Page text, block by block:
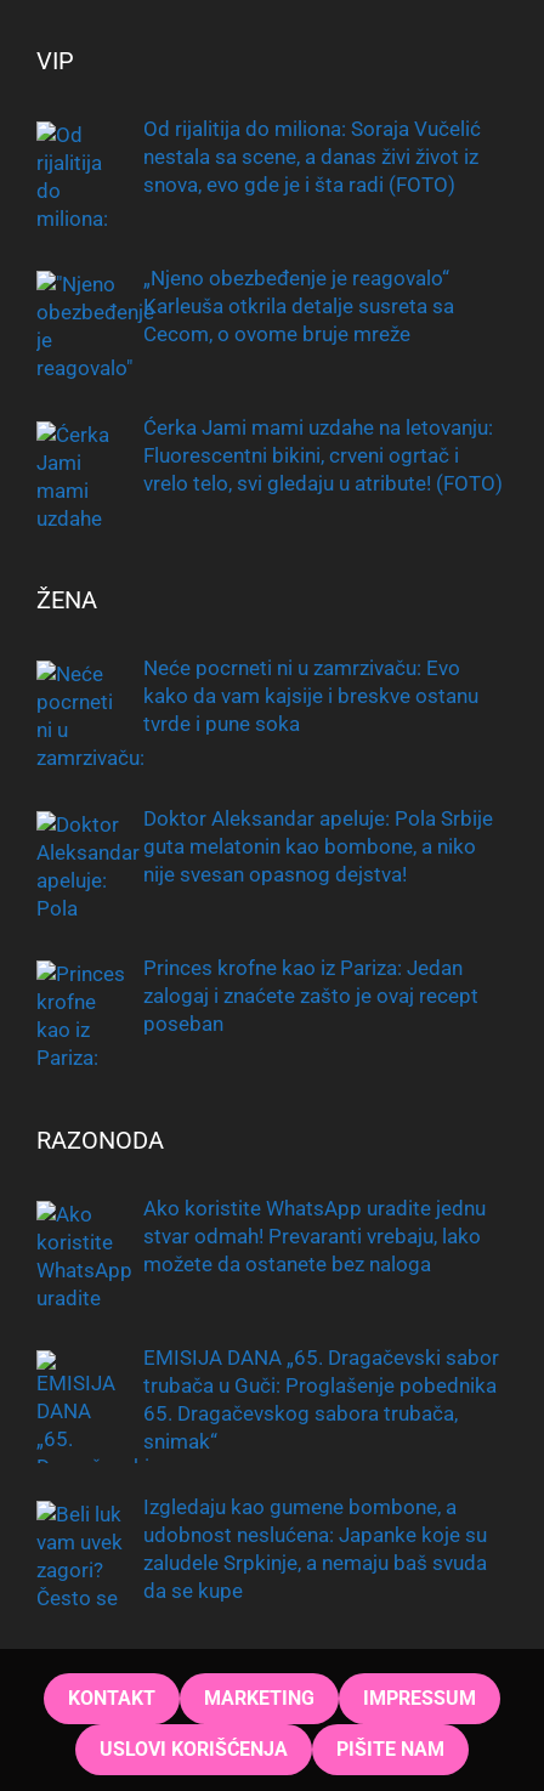
VIP
Od rijalitija do miliona: Soraja Vučelić
nestala sa scene, a danas živi život iz
snova, evo gde je i šta radi (FOTO)
„Njeno obezbeđenje je reagovalo“
Karleuša otkrila detalje susreta sa
Cecom, o ovome bruje mreže
Ćerka Jami mami uzdahe na letovanju:
Fluorescentni bikini, crveni ogrtač i
vrelo telo, svi gledaju u atribute! (FOTO)
ŽENA
Neće pocrneti ni u zamrzivaču: Evo
kako da vam kajsije i breskve ostanu
tvrde i pune soka
Doktor Aleksandar apeluje: Pola Srbije
guta melatonin kao bombone, a niko
nije svesan opasnog dejstva!
Princes krofne kao iz Pariza: Jedan
zalogaj i znaćete zašto je ovaj recept
poseban
RAZONODA
Ako koristite WhatsApp uradite jednu
stvar odmah! Prevaranti vrebaju, lako
možete da ostanete bez naloga
EMISIJA DANA „65. Dragačevski sabor
trubača u Guči: Proglašenje pobednika
65. Dragačevskog sabora trubača,
snimak“
Izgledaju kao gumene bombone, a
udobnost neslućena: Japanke koje su
zaludele Srpkinje, a nemaju baš svuda
da se kupe
KONTAKT MARKETING IMPRESSUM
USLOVI KORIŠĆENJA PIŠITE NAM